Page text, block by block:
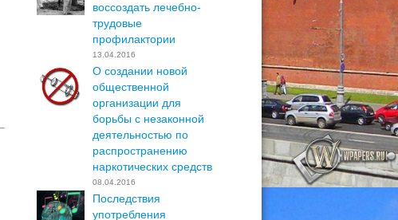
воссоздать лечебно-
трудовые
профилактории
13.04.2016
О создании новой
общественной
организации для
борьбы с незаконной
деятельностью по
распространению
наркотических средств
08.04.2016
Последствия
употребления